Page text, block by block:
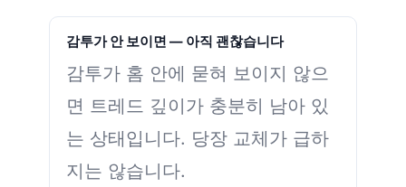
감투가 안 보이면 — 아직 괜찮습니다
감투가 홈 안에 묻혀 보이지 않으
면 트레드 깊이가 충분히 남아 있
는 상태입니다. 당장 교체가 급하
지는 않습니다.